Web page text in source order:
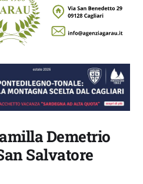
Demetrio
Salvatore